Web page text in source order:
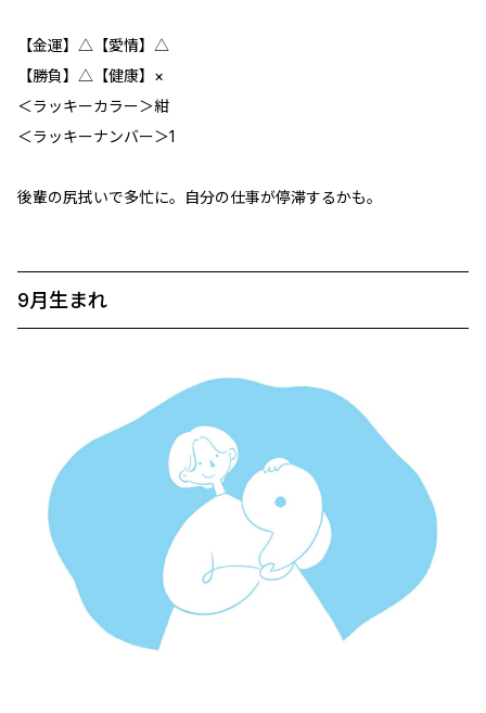
【金運】△【愛情】△
【勝負】△【健康】×
＜ラッキーカラー＞紺
＜ラッキーナンバー＞1
後輩の尻拭いで多忙に。自分の仕事が停滞するかも。
9月生まれ